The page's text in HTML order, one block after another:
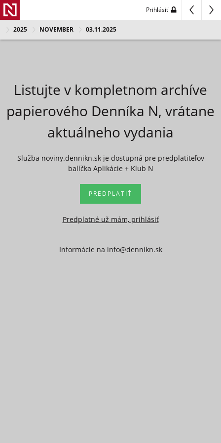
Prihlásiť
2025 NOVEMBER 03.11.2025
Listujte v kompletnom archíve
papierového Denníka N, vrátane
aktuálneho vydania
Služba noviny.dennikn.sk je dostupná pre predplatiteľov
balíčka Aplikácie + Klub N
PREDPLATIŤ
Predplatné už mám, prihlásiť
Informácie na info@dennikn.sk